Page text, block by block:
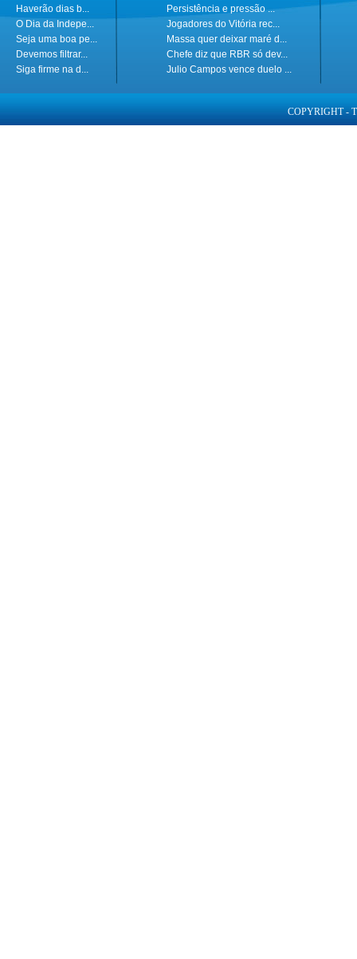
Haverão dias b...
O Dia da Indepe...
Seja uma boa pe...
Devemos filtrar...
Siga firme na d...
Persistência e pressão ...
Jogadores do Vitória rec...
Massa quer deixar maré d...
Chefe diz que RBR só dev...
Julio Campos vence duelo ...
COPYRIGHT -